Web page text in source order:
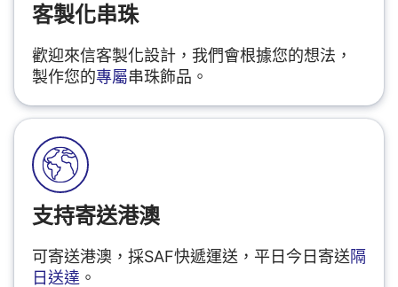
客製化串珠
歡迎來信客製化設計，我們會根據您的想法，
製作您的專屬串珠飾品。
支持寄送港澳
可寄送港澳，採SAF快遞運送，平日今日寄送隔
日送達 。